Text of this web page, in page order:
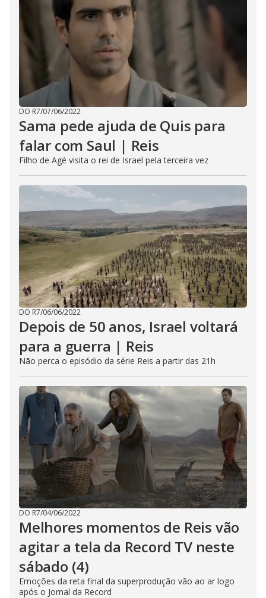
DO R7/07/06/2022
Sama pede ajuda de Quis para
falar com Saul | Reis
Filho de Agé visita o rei de Israel pela terceira vez
DO R7/06/06/2022
Depois de 50 anos, Israel voltará
para a guerra | Reis
Não perca o episódio da série Reis a partir das 21h
DO R7/04/06/2022
Melhores momentos de Reis vão
agitar a tela da Record TV neste
sábado (4)
Emoções da reta final da superprodução vão ao ar logo
após o Jornal da Record